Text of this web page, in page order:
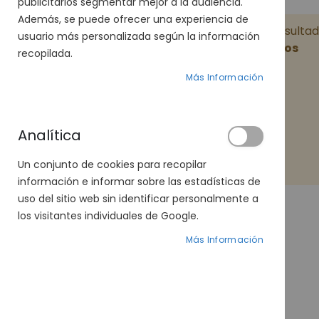
La búsqueda no ha devuelto ningún
Términos de búsqueda relacionados
Gafas de sol mujer venus
gafas de sol venus de mujer ovalada
gafas de sol venus de mujer ovalado
AHORA COMPRANDO POR
Además, se puede ofrecer una experiencia de
usuario más personalizada según la información
recopilada.
Más Información
Analítica
Un conjunto de cookies para recopilar
información e informar sobre las estadísticas de
uso del sitio web sin identificar personalmente a
los visitantes individuales de Google.
Más Información